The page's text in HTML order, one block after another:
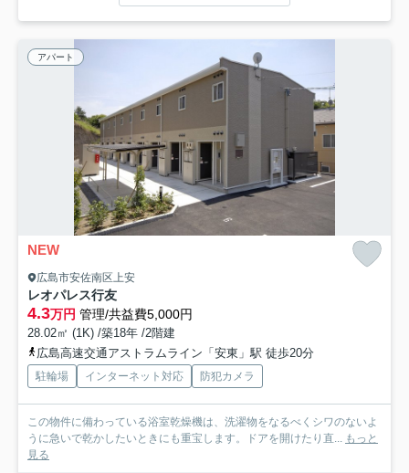
アパート
NEW
広島市安佐南区上安
レオパレス行友
4.3万円 管理/共益費5,000円
28.02㎡ (1K) /築18年 /2階建
広島高速交通アストラムライン「安東」駅 徒歩20分
駐輪場 インターネット対応 防犯カメラ
この物件に備わっている浴室乾燥機は、洗濯物をなるべくシワのないよ
うに急いで乾かしたいときにも重宝します。ドアを開けたり直... もっと
見る